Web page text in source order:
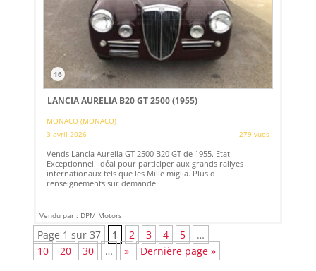
16
LANCIA AURELIA B20 GT 2500 (1955)
MONACO (MONACO)
3 avril 2026
279 vues
Vends Lancia Aurelia GT 2500 B20 GT de 1955. Etat
Exceptionnel. Idéal pour participer aux grands rallyes
internationaux tels que les Mille miglia. Plus d
renseignements sur demande.
Vendu par : DPM Motors
Page 1 sur 37 1 2 3 4 5
…
10
20 30 … » Dernière page »